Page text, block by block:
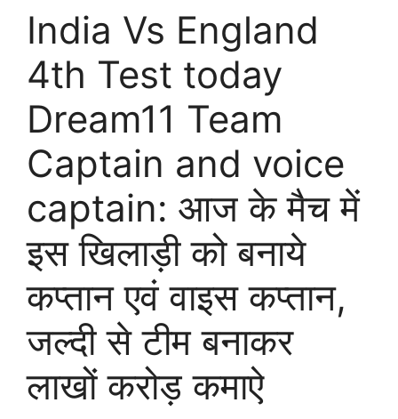
India Vs England
4th Test today
Dream11 Team
Captain and voice
captain: आज के मैच में
इस खिलाड़ी को बनाये
कप्तान एवं वाइस कप्तान,
जल्दी से टीम बनाकर
लाखों करोड़ कमाऐ